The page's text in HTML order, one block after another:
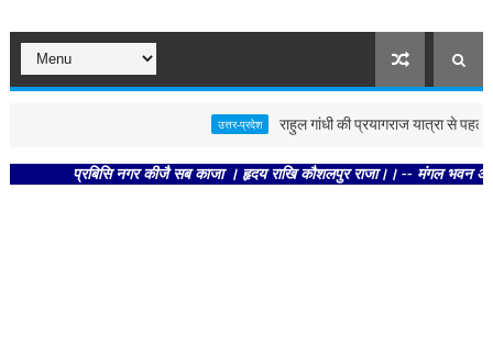
उत्तर-प्रदेश राहुल गांधी की प्रयागराज यात्रा से पहले
प्रबिसि नगर कीजै सब काजा । हृदय राखि कौशलपुर राजा।। -- मंगल भवन अमंगल